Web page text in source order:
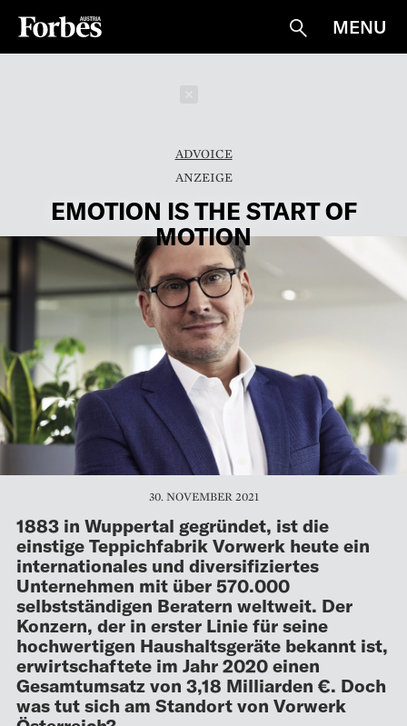
Suche
MENU
ADVOICE
EMOTION IS THE START OF
MOTION
30. NOVEMBER 2021
1883 in Wuppertal gegründet, ist die
einstige Teppichfabrik Vorwerk heute ein
internationales und diversifiziertes
Unternehmen mit über 570.000
selbstständigen Beratern welt­weit. Der
Konzern, der in erster Linie für seine
hochwertigen Haushaltsgeräte be­kannt ist,
erwirtschaftete im Jahr 2020 einen
Gesamtumsatz von 3,18 Milliarden €. Doch
was tut sich am Standort von Vorwerk